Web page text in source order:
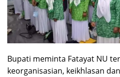
Bupati meminta Fatayat NU
keorganisasian, keikhlasan